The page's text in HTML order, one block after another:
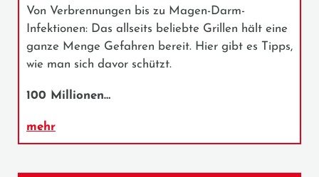
Von Verbrennungen bis zu Magen-Darm-
Infektionen: Das allseits beliebte Grillen hält eine
ganze Menge Gefahren bereit. Hier gibt es Tipps,
wie man sich davor schützt.
100 Millionen…
mehr